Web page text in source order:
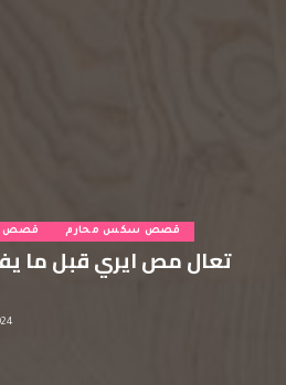
قصص قصص سكس محارم
تعال مص ايري قبل ما